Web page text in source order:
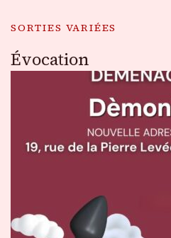
SORTIES VARIÉES
Évocation